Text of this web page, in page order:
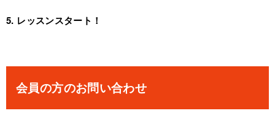
5. レッスンスタート！
会員の方のお問い合わせ